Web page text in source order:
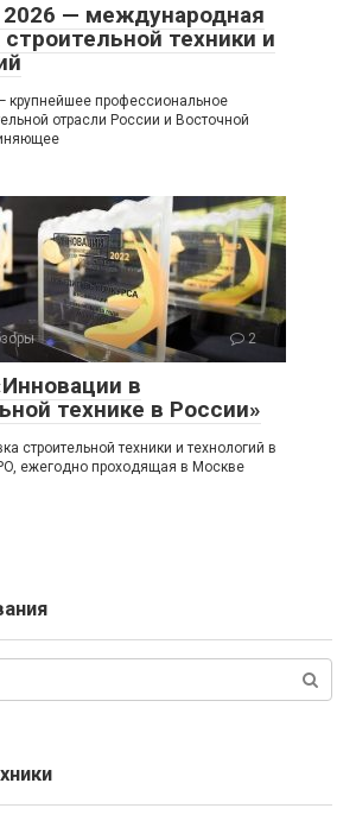
2026 — международная
техники и
крупнейшее профессиональное
отрасли России и Восточной
2
в
технике в России»
строительной техники и технологий в
ежегодно проходящая в Москве